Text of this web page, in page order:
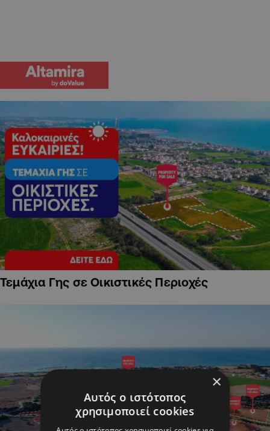
Τεμάχια Γης σε Οικιστικές Περιοχές
×
Αυτός ο ιστότοπος
χρησιμοποιεί cookies